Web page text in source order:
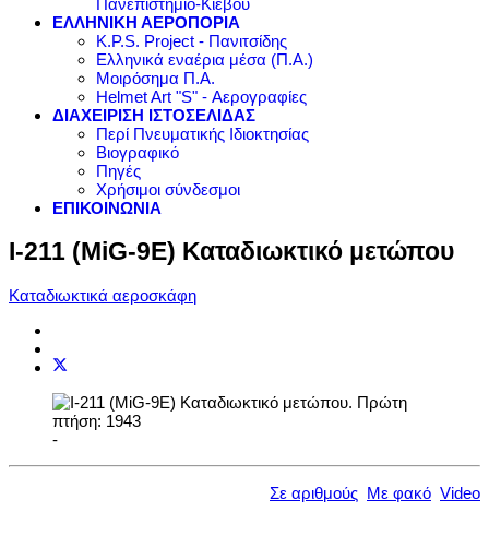
Πανεπιστήμιο-Κιέβου
ΕΛΛΗΝΙΚΗ ΑΕΡΟΠΟΡΙΑ
K.P.S. Project - Πανιτσίδης
Ελληνικά εναέρια μέσα (Π.Α.)
Μοιρόσημα Π.Α.
Helmet Art "S" - Αερογραφίες
ΔΙΑΧΕΙΡΙΣΗ ΙΣΤΟΣΕΛΙΔΑΣ
Περί Πνευματικής Ιδιοκτησίας
Βιογραφικό
Πηγές
Χρήσιμοι σύνδεσμοι
ΕΠΙΚΟΙΝΩΝΙΑ
I-211 (MiG-9E) Καταδιωκτικό μετώπου
Καταδιωκτικά αεροσκάφη
-
Σε αριθμούς Με φακό Video